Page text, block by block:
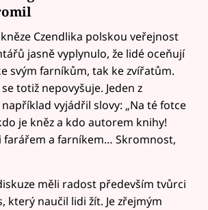
Czendlika polskou veřejnost
jasně vyplynulo, že lidé oceňují
svým farníkům, tak ke zvířatům.
totiž nepovyšuje. Jeden z
vyjádřil slovy: „Na té fotce
je kněz a kdo autorem knihy!
farářem a farníkem… Skromnost,
měli radost především tvůrci
který naučil lidi žít. Je zřejmým